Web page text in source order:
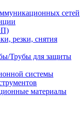
сетей
резки, снятия
Трубы для защиты
системы
материалы